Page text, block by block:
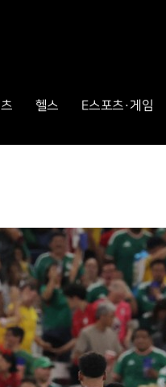
헬스 E스포츠·게임